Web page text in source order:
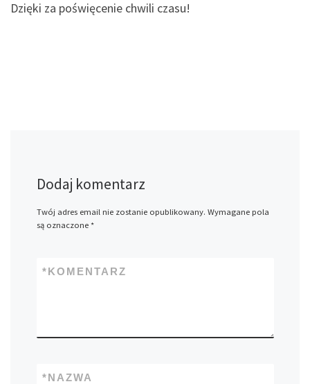
Dzięki za poświęcenie chwili czasu!
Dodaj komentarz
Twój adres email nie zostanie opublikowany. Wymagane pola
są oznaczone *
KOMENTARZ
*
NAZWA
*